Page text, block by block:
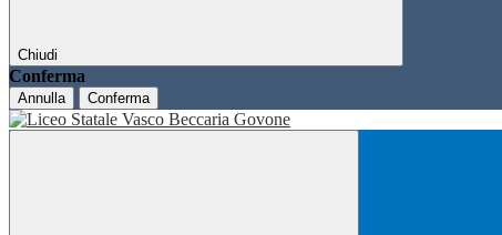
Chiudi
Conferma
Annulla Conferma